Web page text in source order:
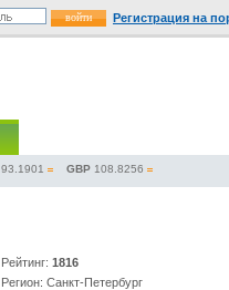
Регистрация на
93.1901 GBP 108.8256
Рейтинг: 1816
Регион: Санкт-Петербург